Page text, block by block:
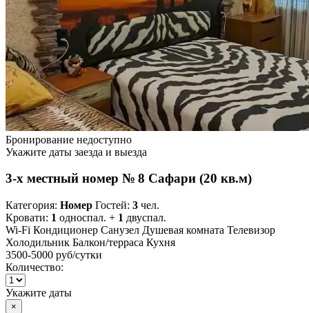
Бронирование недоступно
Укажите даты заезда и выезда
3-х местный номер № 8 Сафари (20 кв.м)
Категория: Номер Гостей: 3 чел.
Кровати: 1 односпал. + 1 двуспал.
Wi-Fi Кондиционер Санузел Душевая комната Телевизор
Холодильник Балкон/терраса Кухня
3500-5000 руб/сутки
Количество:
Укажите даты
×